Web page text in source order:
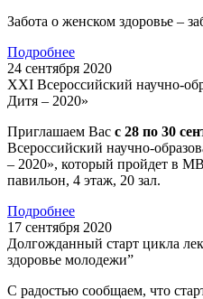
Забота о женском здоровье –
Подробнее
24 сентября 2020
XXI Всероссийский научно-
Дитя – 2020»
Приглашаем Вас с 28 по 30
Всероссийский научно-
– 2020», который пройдет в
павильон, 4 этаж, 20 зал.
Подробнее
17 сентября 2020
Долгожданный старт цикла
здоровье молодежи”
С радостью сообщаем, что